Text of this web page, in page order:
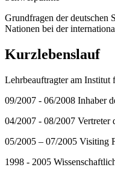
Grundfragen der deutschen
Nationen bei der
Kurzlebenslauf
Lehrbeauftragter am
09/2007 - 06/2008 Inhaber
04/2007 - 08/2007
05/2005 – 07/2005 Visiting
1998 - 2005